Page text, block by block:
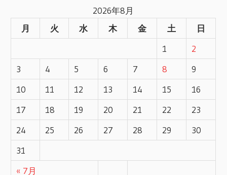
ナ
ゲ
ー
シ
ョ
ン
2026年8月
月
火 水 木 金 土 日
« 7月
1
2
3
4 5 6 7 8
9
10
11 12 13 14 15
16
17
18 19 20 21 22
23
24
25 26 27 28 29
30
31